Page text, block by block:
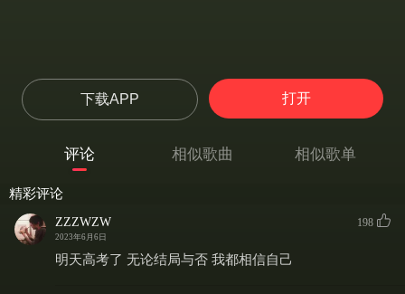
下载APP 打开
评论 相似歌曲 相似歌单
精彩评论
ZZZWZW
2023年6月6日
198
明天高考了 无论结局与否 我都相信自己